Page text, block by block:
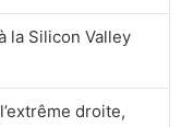
la Silicon Valley
droite,